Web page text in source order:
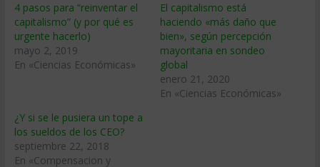
4 pasos para “reinventar el
capitalismo” (y por qué es
urgente hacerlo)
mayo 2, 2019
En «Ciencias Económicas»
El capitalismo está
haciendo «más daño que
bien», según percepción
mayoritaria en sondeo
global
enero 21, 2020
En «Ciencias Económicas»
¿Y si se le pusiera un tope a
los sueldos de los CEO?
septiembre 22, 2018
En «Compensacion y